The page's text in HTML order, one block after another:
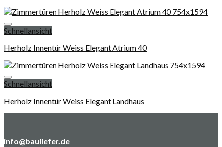
Schnellansicht
Herholz Innentür Weiss Elegant Atrium 40
Schnellansicht
Herholz Innentür Weiss Elegant Landhaus
info@bauliefer.de